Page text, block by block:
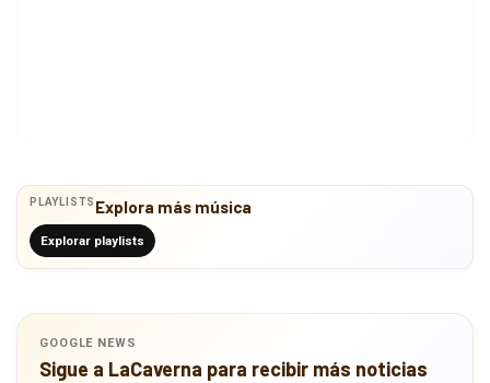
PLAYLISTS Explora más música
Explorar playlists
GOOGLE NEWS
Sigue a LaCaverna para recibir más noticias